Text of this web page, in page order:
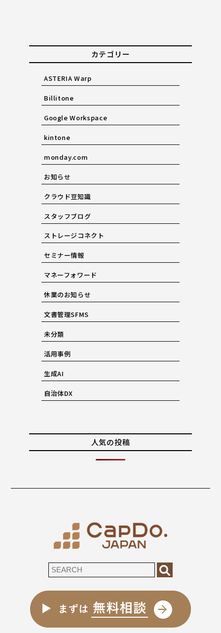
カテゴリー
ASTERIA Warp
Billitone
Google Workspace
kintone
monday.com
お知らせ
クラウド豆知識
スタッフブログ
ストレージコネクト
セミナー情報
マネーフォワード
休業のお知らせ
文書管理SFMS
未分類
活用事例
生成AI
自治体DX
人気の投稿